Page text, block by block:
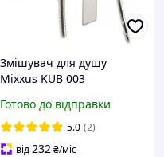
Змішувач для душу
Mixxus KUB 003
Готово до відправки
5.0 (2)
від232₴/міс